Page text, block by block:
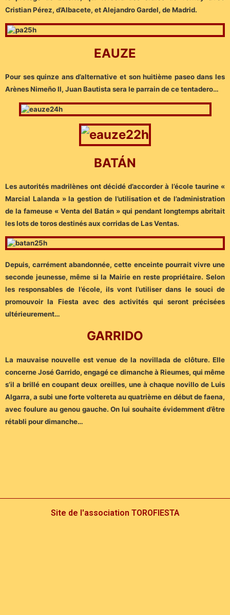
Cristian Pérez, d’Albacete, et Alejandro Gardel, de Madrid.
EAUZE
Pour ses quinze ans d’alternative et son huitième paseo dans les
Arènes Nimeño II, Juan Bautista sera le parrain de ce tentadero…
BATÁN
Les autorités madrilènes ont décidé d’accorder à l’école taurine «
Marcial Lalanda » la gestion de l’utilisation et de l’administration
de la fameuse « Venta del Batán » qui pendant longtemps abritait
les lots de toros destinés aux corridas de Las Ventas.
Depuis, carrément abandonnée, cette enceinte pourrait vivre une
seconde jeunesse, même si la Mairie en reste propriétaire. Selon
les responsables de l’école, ils vont l’utiliser dans le souci de
promouvoir la Fiesta avec des activités qui seront précisées
ultérieurement…
GARRIDO
La mauvaise nouvelle est venue de la novillada de clôture. Elle
concerne José Garrido, engagé ce dimanche à Rieumes, qui même
s’il a brillé en coupant deux oreilles, une à chaque novillo de Luis
Algarra, a subi une forte voltereta au quatrième en début de faena,
avec foulure au genou gauche. On lui souhaite évidemment d’être
rétabli pour dimanche…
Site de l'association TOROFIESTA